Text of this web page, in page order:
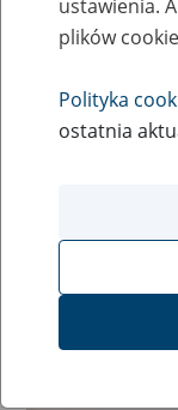
wydawaćspecjaliści
(specjaliści fizjoterapii i
kwalifikacjami;
► oferujemy
ustawienia.
plików
Polityka
ostatnia